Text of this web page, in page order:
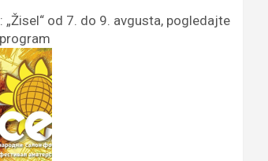
„Žisel“ od 7. do 9. avgusta, pogledajte